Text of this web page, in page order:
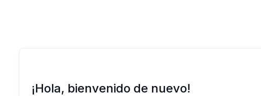
¡Hola, bienvenido de nuevo!